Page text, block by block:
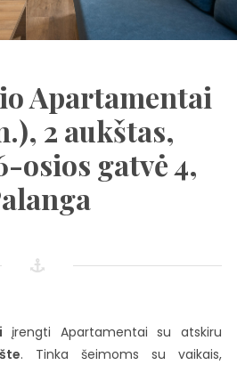
Apartamentai
2 aukštas,
osios gatvė 4,
įrengti Apartamentai su atskiru
. Tinka šeimoms su vaikais,